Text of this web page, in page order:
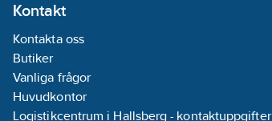
Kontakt
Kontakta oss
Butiker
Vanliga frågor
Huvudkontor
Logistikcentrum i Hallsberg - kontaktuppgifter